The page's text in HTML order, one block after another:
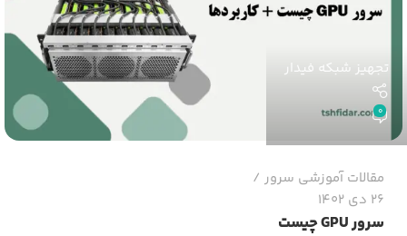
تجهیز شبکه فیدار
0
مقالات آموزشی سرور
26 دی 1402
سرور GPU چیست